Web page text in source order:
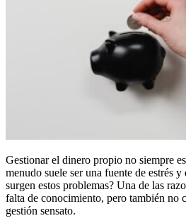
Gestionar el dinero propio no siempre
menudo suele ser una fuente de estrés
surgen estos problemas? Una de las
falta de conocimiento, pero también no
gestión sensato.